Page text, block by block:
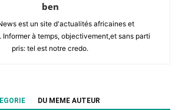
ben
est un site d'actualités africaines et
à temps, objectivement,et sans parti
pris: tel est notre credo.
DU MEME AUTEUR